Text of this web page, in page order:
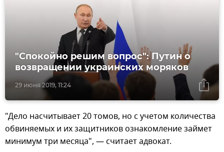
29 июня 2019, 11:24
"Спокойно решим вопрос": Путин о
возвращении украинских моряков
"Дело насчитывает 20 томов, но с учетом количества
обвиняемых и их защитников ознакомление займет
минимум три месяца", — считает адвокат.